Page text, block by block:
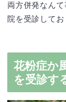
両方併発なん
院を受診してお
花粉症か
を受診す